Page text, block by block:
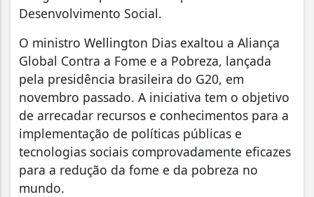
Desenvolvimento Social.
O ministro Wellington Dias exaltou a Aliança
Global Contra a Fome e a Pobreza, lançada
pela presidência brasileira do G20, em
novembro passado. A iniciativa tem o objetivo
de arrecadar recursos e conhecimentos para a
implementação de políticas públicas e
tecnologias sociais comprovadamente eficazes
para a redução da fome e da pobreza no
mundo.